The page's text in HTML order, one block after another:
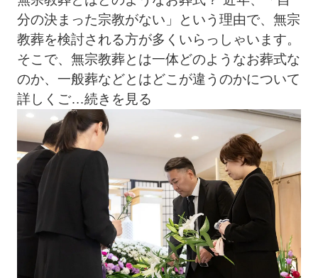
分の決まった宗教がない」という理由で、無宗
教葬を検討される方が多くいらっしゃいます。
そこで、無宗教葬とは一体どのようなお葬式な
のか、一般葬などとはどこが違うのかについて
詳しくご…続きを見る